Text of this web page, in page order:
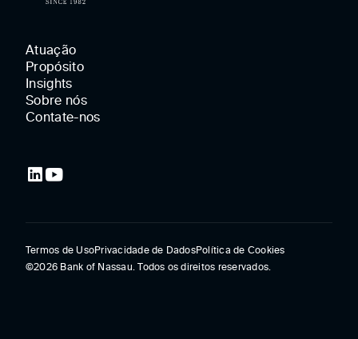
Atuação
Propósito
Insights
Sobre nós
Contate-nos
Termos de UsoPrivacidade de DadosPolítica de Cookies
©2026 Bank of Nassau. Todos os direitos reservados.